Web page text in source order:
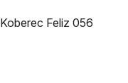
Koberec Feliz 056